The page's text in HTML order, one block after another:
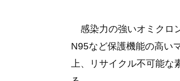
感染力の強いオミクロ
N95など保護機能の高い
上、リサイクル不可能